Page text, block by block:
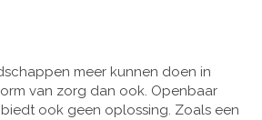
meer kunnen doen in
van zorg dan ook. Openbaar
ook geen oplossing. Zoals een